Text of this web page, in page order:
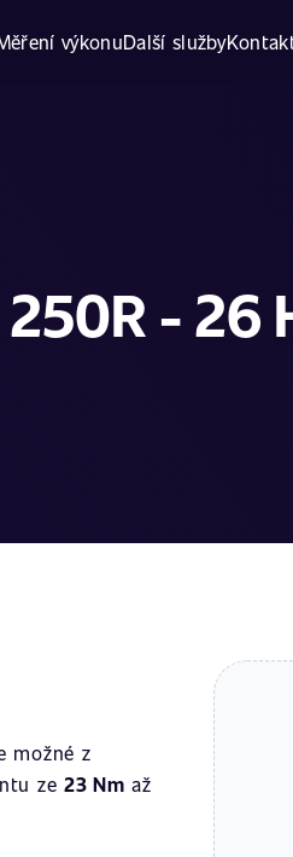
výkonuDalší služby
- 26
možné z
ze23 Nm až